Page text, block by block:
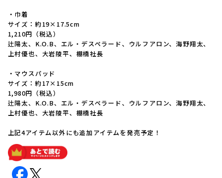
・巾着
サイズ：約19×17.5cm
1,210円（税込）
辻陽太、K.O.B、エル・デスペラード、ウルフアロン、海野翔太、
上村優也、大岩陵平、棚橋社長
・マウスパッド
サイズ：約17×15cm
1,980円（税込）
辻陽太、K.O.B、エル・デスペラード、ウルフアロン、海野翔太、
上村優也、大岩陵平、棚橋社長
上記4アイテム以外にも追加アイテムを発売予定！